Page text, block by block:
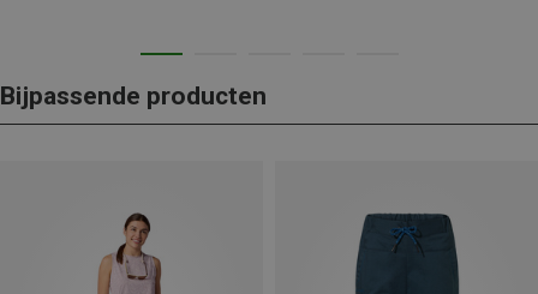
Bijpassende producten